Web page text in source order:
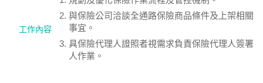
工作內容
與保險公司洽談全通路保險商品條件及上架相關
事宜。
具保險代理人證照者視需求負責保險代理人簽署
人作業。